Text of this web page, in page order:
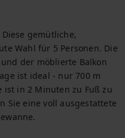
Diese gemütliche,
Wahl für 5 Personen. Die
der möblierte Balkon
ist ideal - nur 700 m
ist in 2 Minuten zu Fuß zu
Sie eine voll ausgestattete